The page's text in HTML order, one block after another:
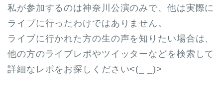
私が参加するのは神奈川公演のみで、他は実際に
ライブに行ったわけではありません。
ライブに行かれた方の生の声を知りたい場合は、
他の方のライブレポやツイッターなどを検索して
詳細なレポをお探しください<(_ _)>